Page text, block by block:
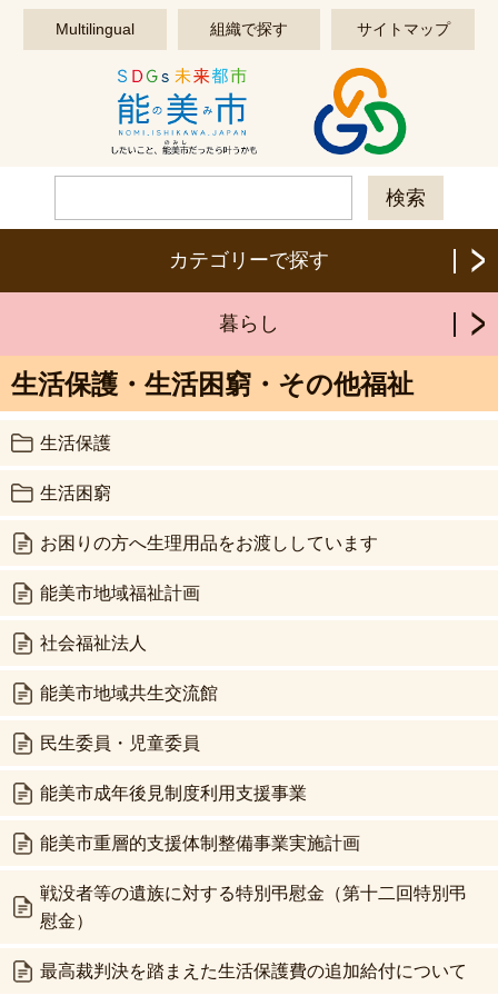
このページの本文へ移動する
Multilingual 組織で探す サイトマップ
カテゴリーで探す
生活保護・生活困窮・その他福祉
生活保護
生活困窮
お困りの方へ生理用品をお渡ししています
能美市地域福祉計画
社会福祉法人
能美市地域共生交流館
民生委員・児童委員
能美市成年後見制度利用支援事業
能美市重層的支援体制整備事業実施計画
戦没者等の遺族に対する特別弔慰金（第十二回特別弔
慰金）
最高裁判決を踏まえた生活保護費の追加給付について
暮らし